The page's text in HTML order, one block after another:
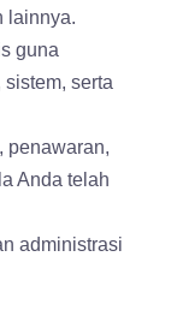
lainnya.
guna
serta
penawaran,
Anda telah
administrasi